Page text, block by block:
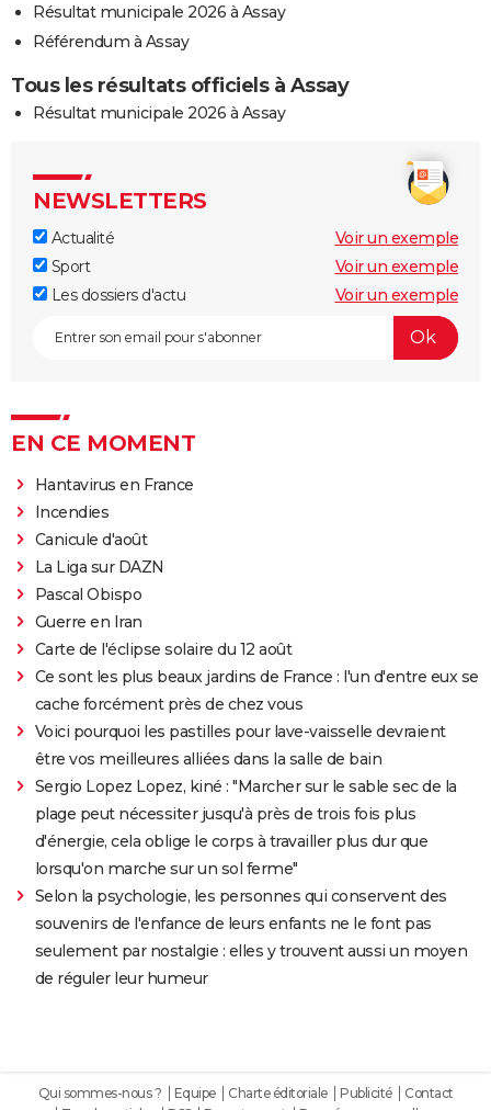
Résultat municipale 2026 à Assay
Référendum à Assay
Tous les résultats officiels à Assay
Résultat municipale 2026 à Assay
NEWSLETTERS
Actualité
Voir un exemple
Sport
Voir un exemple
Les dossiers d'actu
Voir un exemple
EN CE MOMENT
Hantavirus en France
Incendies
Canicule d'août
La Liga sur DAZN
Pascal Obispo
Guerre en Iran
Carte de l'éclipse solaire du 12 août
Ce sont les plus beaux jardins de France : l'un d'entre eux se
cache forcément près de chez vous
Voici pourquoi les pastilles pour lave-vaisselle devraient
être vos meilleures alliées dans la salle de bain
Sergio Lopez Lopez, kiné : "Marcher sur le sable sec de la
plage peut nécessiter jusqu'à près de trois fois plus
d'énergie, cela oblige le corps à travailler plus dur que
lorsqu'on marche sur un sol ferme"
Selon la psychologie, les personnes qui conservent des
souvenirs de l'enfance de leurs enfants ne le font pas
seulement par nostalgie : elles y trouvent aussi un moyen
de réguler leur humeur
Qui sommes-nous ? Equipe Charte éditoriale Publicité
Contact